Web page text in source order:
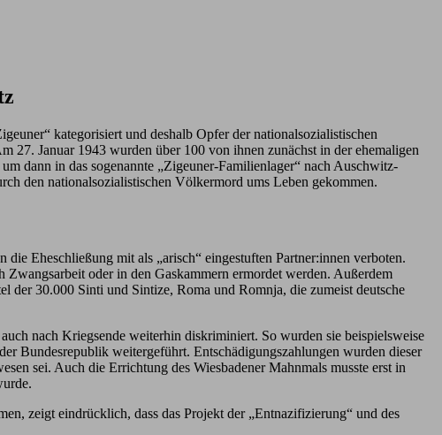
kategorisiert und deshalb Opfer der nationalsozialistischen
27. Januar 1943 wurden über 100 von ihnen zunächst in der ehemaligen
dann in das sogenannte „Zigeuner-Familienlager“ nach Auschwitz-
den nationalsozialistischen Völkermord ums Leben gekommen.
Eheschließung mit als „arisch“ eingestuften Partner:innen verboten.
oder in den Gaskammern ermordet werden. Außerdem
der 30.000 Sinti und Sintize, Roma und Romnja, die zumeist deutsche
nach Kriegsende weiterhin diskriminiert. So wurden sie beispielsweise
Bundesrepublik weitergeführt. Entschädigungszahlungen wurden dieser
sei. Auch die Errichtung des Wiesbadener Mahnmals musste erst in
zeigt eindrücklich, dass das Projekt der „Entnazifizierung“ und des